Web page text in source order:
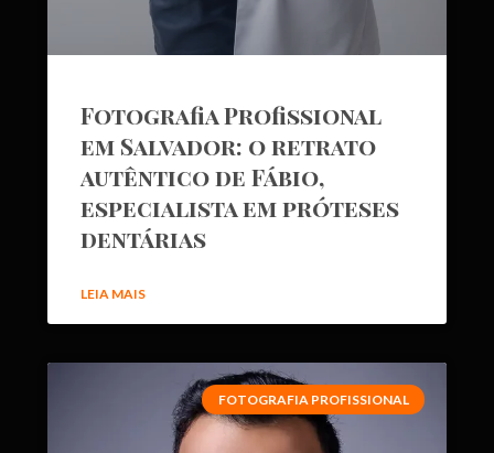
Fotografia Profissional
em Salvador: o retrato
autêntico de Fábio,
especialista em próteses
dentárias
LEIA MAIS
FOTOGRAFIA PROFISSIONAL